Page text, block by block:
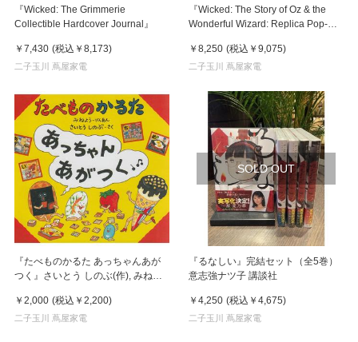
『Wicked: The Grimmerie
Collectible Hardcover Journal』
￥7,430 (税込 ￥8,173)
二子玉川 蔦屋家電
『Wicked: The Story of Oz & the
Wonderful Wizard: Replica Pop-Up
語版）
￥8,250 (税込 ￥9,075)
二子玉川 蔦屋家電
『たべものかるた あっちゃんあが
つく』さいとう しのぶ(作), みねよ
￥2,000 (税込 ￥2,200)
二子玉川 蔦屋家電
SOLD OUT
『るなしい』完結セット（全5巻）
意志強ナツ子 講談社
￥4,250 (税込 ￥4,675)
二子玉川 蔦屋家電